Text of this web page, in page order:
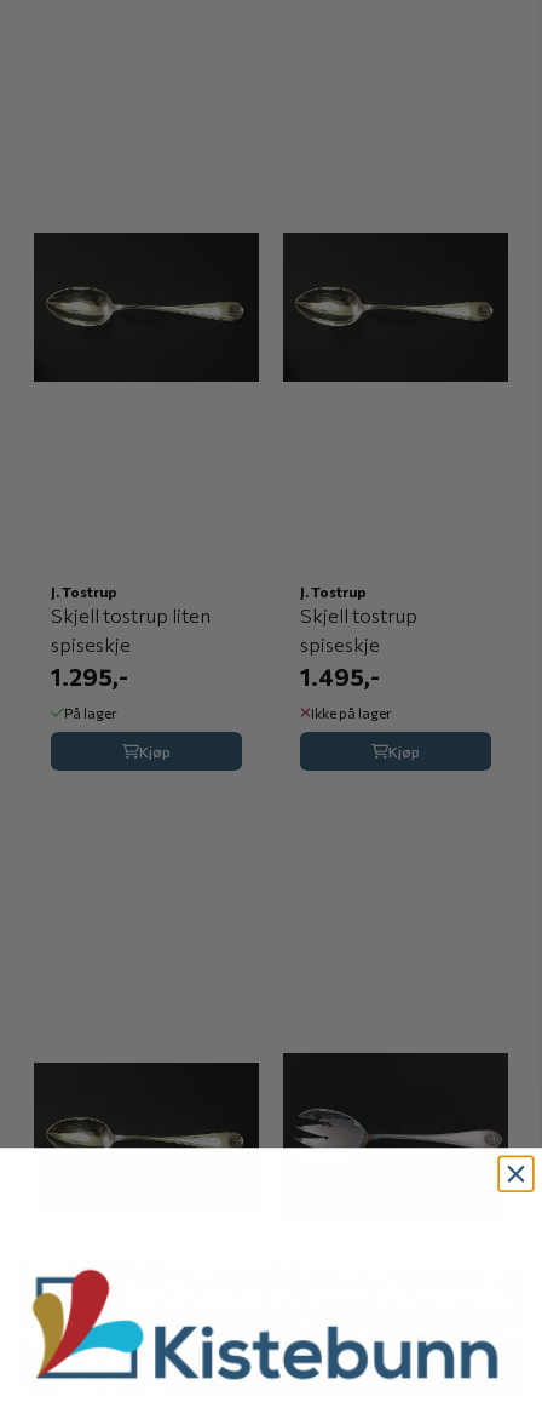
J. Tostrup
Skjell tostrup liten
spiseskje
1.295,-
På lager
Kjøp
J. Tostrup
Skjell tostrup
spiseskje
1.495,-
Ikke på lager
Kjøp